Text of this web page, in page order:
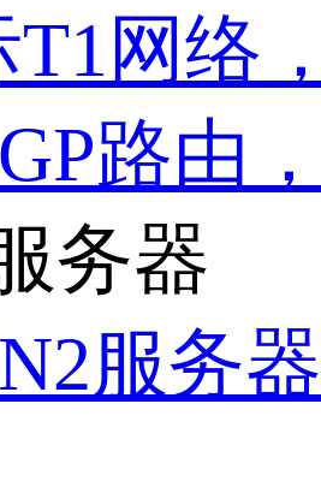
T1网络
路由
务器
服务器